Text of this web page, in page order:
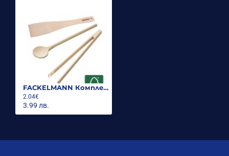
FACKELMANN Комплект дървени прибори
2.04€
3.99 лв.